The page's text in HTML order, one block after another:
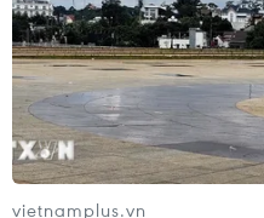
vietnamplus.vn